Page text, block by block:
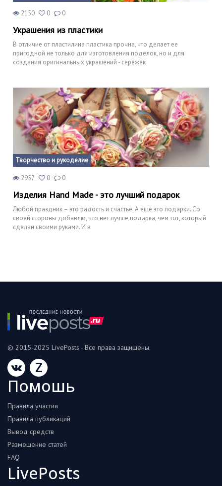
2150 0 0
Украшения из пластики
В отличие от пластилина пластика прочна, что делает ее
пригодной не только для изготовления поделок, но и для
создания оригинальных украшений - сережек
Творчество и рукоделие
2957 0 0
Изделия Hand Made - это лучший подарок
Любой праздник – это радость и счастье. А еще это подарки. Со
своей стороны добавлю, что нет лучше подарка, чем тот, который
сделан своими руками. И в
© 2015-2025 LivePosts - Все права защищены.
Z
Помошь
Правила участия
Правила публикаций
Вывод средств
Размещение статей
FAQ
LivePosts